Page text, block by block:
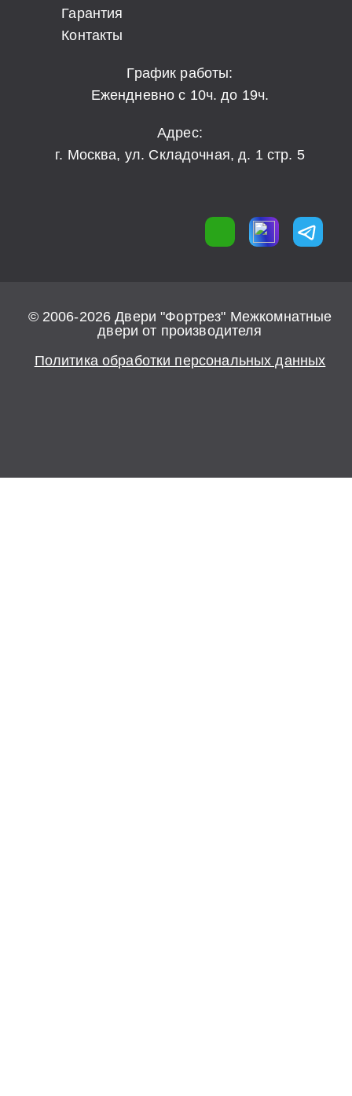
Гарантия
Контакты
График работы:
Ежендневно с 10ч. до 19ч.
Адрес:
г. Москва, ул. Складочная, д. 1 стр. 5
© 2006-2026 Двери "Фортрез" Межкомнатные
двери от производителя
Политика обработки персональных данных